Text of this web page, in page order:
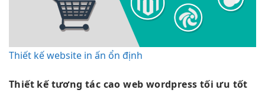
Thiết kế website in ấn ổn định
Thiết kếtương tác cao web wordpress tối ưu tốt